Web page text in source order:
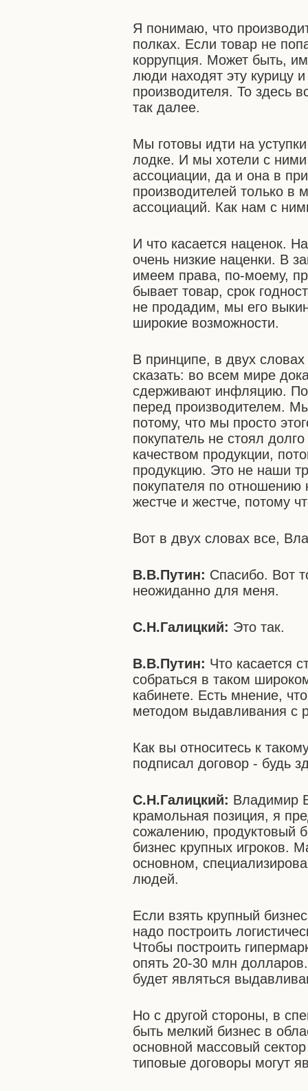
Я понимаю, что
полках. Если товар не
коррупция. Может быть,
люди находят эту курицу
производителя. То здесь
так далее.
Мы готовы идти на
лодке. И мы хотели с ними
ассоциации, да и она в
производителей только в
ассоциаций. Как нам с
И что касается наценок.
очень низкие наценки. В
имеем права, по-моему,
бывает товар, срок
не продадим, мы его
широкие возможности.
В принципе, в двух
сказать: во всем мире
сдерживают инфляцию.
перед производителем.
потому, что мы просто
покупатель не стоял
качеством продукции,
продукцию. Это не наши
покупателя по отношению
жестче и жестче, потому
Вот в двух словах все,
В.В.Путин: Спасибо. Вот
неожиданно для меня.
С.Н.Галицкий: Это так.
В.В.Путин: Что касается
собраться в таком
кабинете. Есть мнение,
методом выдавливания с
Как вы относитесь к
подписал договор - будь
С.Н.Галицкий: Владимир
крамольная позиция, я
сожалению, продуктовый
бизнес крупных игроков.
основном,
людей.
Если взять крупный
надо построить
Чтобы построить
опять 20-30 млн
будет являться
Но с другой стороны, в
быть мелкий бизнес в
основной массовый
типовые договоры могут